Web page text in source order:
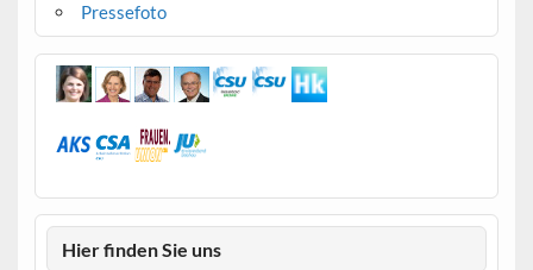
Pressefoto
Hier finden Sie uns